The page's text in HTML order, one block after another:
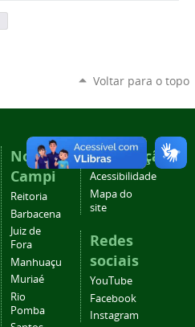
Voltar para o topo
Nossos
Campi
Reitoria
Barbacena
Juiz de
Fora
Manhuaçu
Muriaé
Rio
Pomba
Navegação
Acessibilidade
Mapa do
site
Redes
sociais
YouTube
Facebook
Instagram